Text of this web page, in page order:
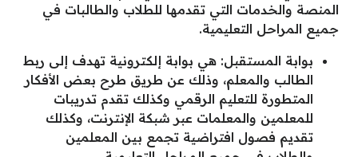
المنصة والخدمات التي تقدمها للطلاب والطالبات في
جميع المراحل التعليمية.
بوابة المستقبل: هي بوابة إلكترونية تهدف إلى ربط
الطالب والمعلم، وذلك عن طريق طرح بعض الأفكار
المتطورة للتعليم الرقمي وكذلك تقدم تدريبات
للمعلمين والمعلمات عبر شبكة الإنترنت، وكذلك
تقديم فصول افتراضية تجمع بين المعلمين